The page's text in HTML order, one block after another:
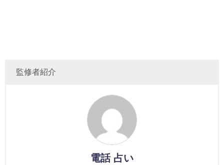
監修者紹介
電話 占い